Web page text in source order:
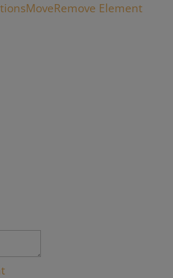
MoveRemove Element